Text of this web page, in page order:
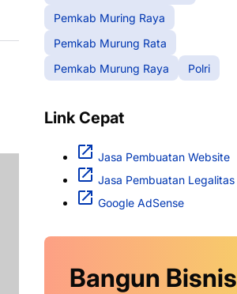
Pemkab Muring Raya
Pemkab Murung Rata
Pemkab Murung Raya
Polri
Link Cepat
Jasa Pembuatan Website
Jasa Pembuatan Legalitas
Google AdSense
Bangun Bisnis